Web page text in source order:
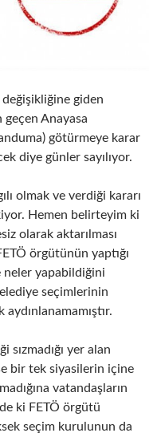
giden
Anayasa
götürmeye karar
diye günler sayılıyor.
olmak ve verdiği kararı
Hemen belirteyim ki
olarak aktarılması
örgütünün yaptığı
yapabildiğini
seçimlerinin
sızmadığı yer alan
bir tek siyasilerin içine
vatandaşların
ki FETÖ örgütü
seçim kurulunun da